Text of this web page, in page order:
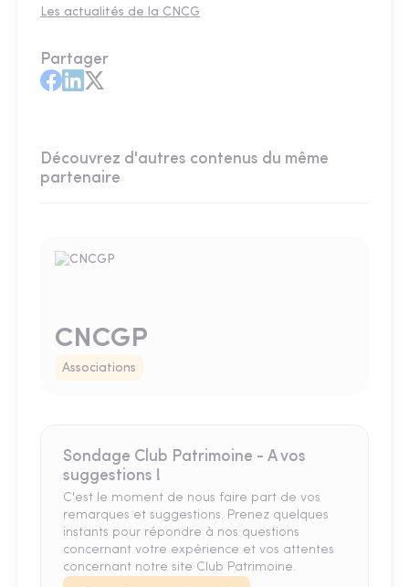
Les actualités de la CNCG
Partager
Découvrez d'autres contenus du même
partenaire
CNCGP
Associations
Sondage Club Patrimoine - A vos
suggestions !
C'est le moment de nous faire part de vos
remarques et suggestions. Prenez quelques
instants pour répondre à nos questions
concernant votre expérience et vos attentes
concernant notre site Club Patrimoine.